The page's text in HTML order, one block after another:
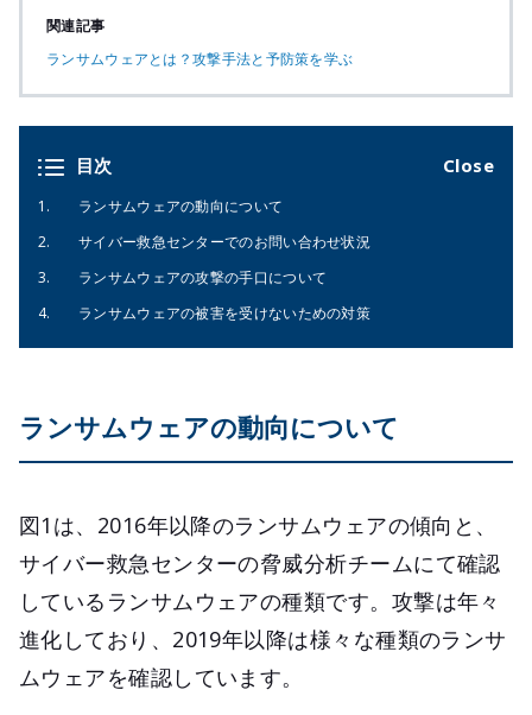
関連記事
ランサムウェアとは？攻撃手法と予防策を学ぶ
目次
ランサムウェアの動向について
サイバー救急センターでのお問い合わせ状況
ランサムウェアの攻撃の手口について
ランサムウェアの被害を受けないための対策
ランサムウェアの動向について
図1は、2016年以降のランサムウェアの傾向と、
サイバー救急センターの脅威分析チームにて確認
しているランサムウェアの種類です。攻撃は年々
進化しており、2019年以降は様々な種類のランサ
ムウェアを確認しています。